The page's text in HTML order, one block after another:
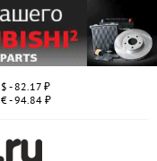
$ - 82.17 ₽
€ - 94.84 ₽